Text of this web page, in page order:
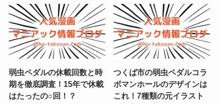
弱虫ペダルの休載回数と時
期を徹底調査！15年で休載
はたったの○回！？
つくば市の弱虫ペダルコラ
ボマンホールのデザインは
これ！7種類の元イラスト